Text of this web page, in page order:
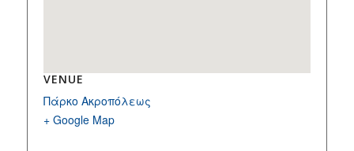
VENUE
Πάρκο Ακροπόλεως
+ Google Map